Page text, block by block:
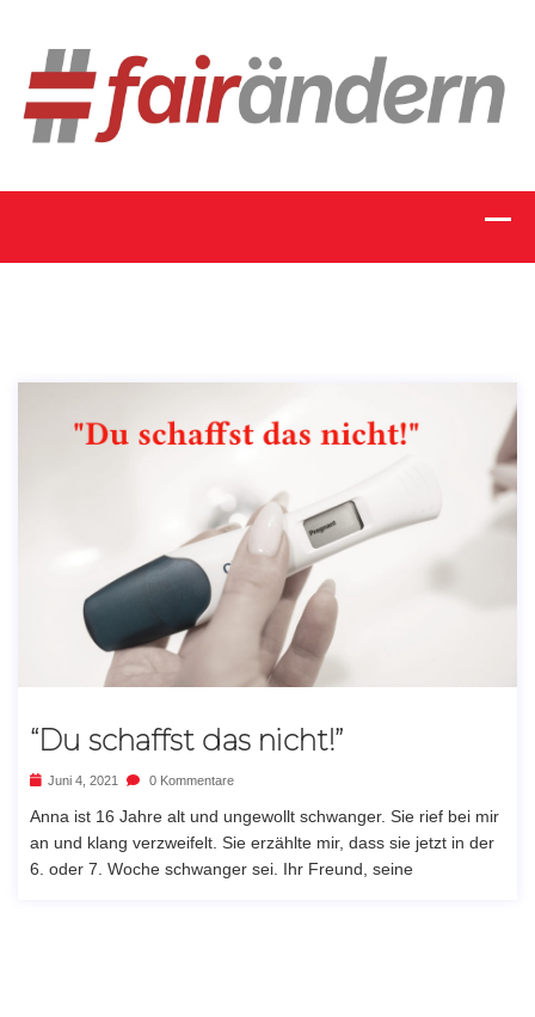
“Du schaffst das nicht!”
Juni 4, 2021 0 Kommentare
Anna ist 16 Jahre alt und ungewollt schwanger. Sie rief bei mir
an und klang verzweifelt. Sie erzählte mir, dass sie jetzt in der
6. oder 7. Woche schwanger sei. Ihr Freund, seine